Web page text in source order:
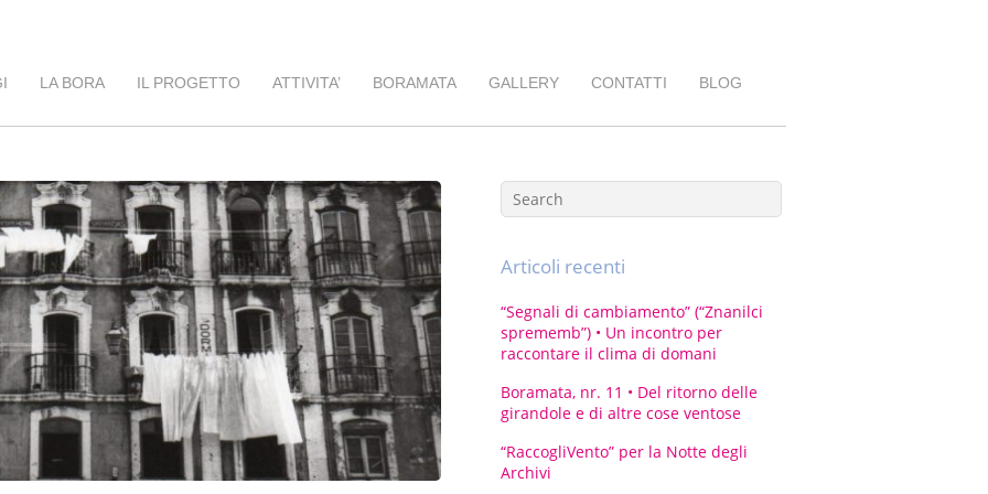
LA BORA IL PROGETTO ATTIVITA’ BORAMATA GALLERY CONTATTI BLOG
Articoli recenti
“Segnali di cambiamento” (“Znanilci
sprememb”) • Un incontro per
raccontare il clima di domani
Boramata, nr. 11 • Del ritorno delle
girandole e di altre cose ventose
“RaccogliVento” per la Notte degli
Archivi